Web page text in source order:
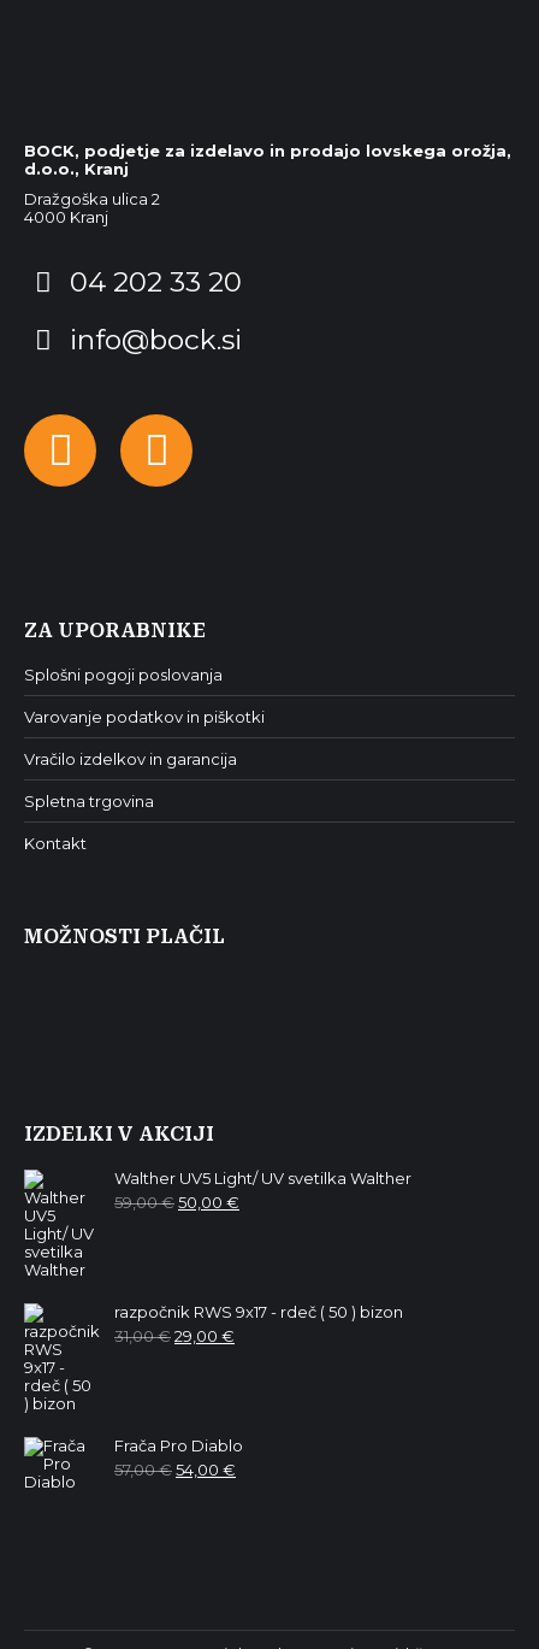
BOCK, podjetje za izdelavo in prodajo lovskega orožja,
d.o.o., Kranj
Dražgoška ulica 2
4000 Kranj
04 202 33 20
info@bock.si
FacebookInstagram
ZA UPORABNIKE
Splošni pogoji poslovanja
Varovanje podatkov in piškotki
Vračilo izdelkov in garancija
Spletna trgovina
Kontakt
MOŽNOSTI PLAČIL
IZDELKI V AKCIJI
Walther UV5 Light/ UV svetilka Walther
59,00€ Izvirna
50,00 €
razpočnik RWS 9x17 - rdeč ( 50 ) bizon
31,00€Izvirna
29,00 €
Frača Pro Diablo
57,00€ Izvirna
54,00 €